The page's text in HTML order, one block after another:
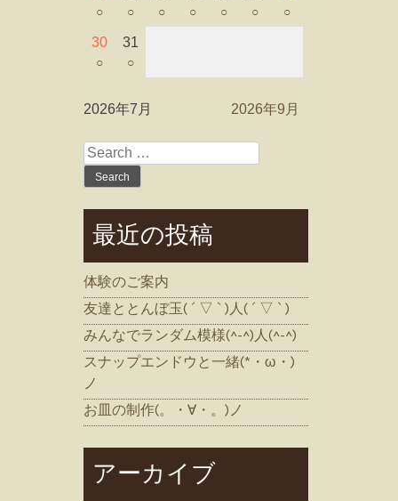
○ ○ ○ ○ ○ ○ ○
30
○
31
○
2026年7月 2026年9月
Search
for:
最近の投稿
体験のご案内
友達ととんぼ玉( ´ ▽ ` )人( ´ ▽ ` )
みんなでランダム模様(^-^)人(^-^)
スナップエンドウと一緒(*・ω・)
ノ
お皿の制作(。・∀・。)ノ
アーカイブ